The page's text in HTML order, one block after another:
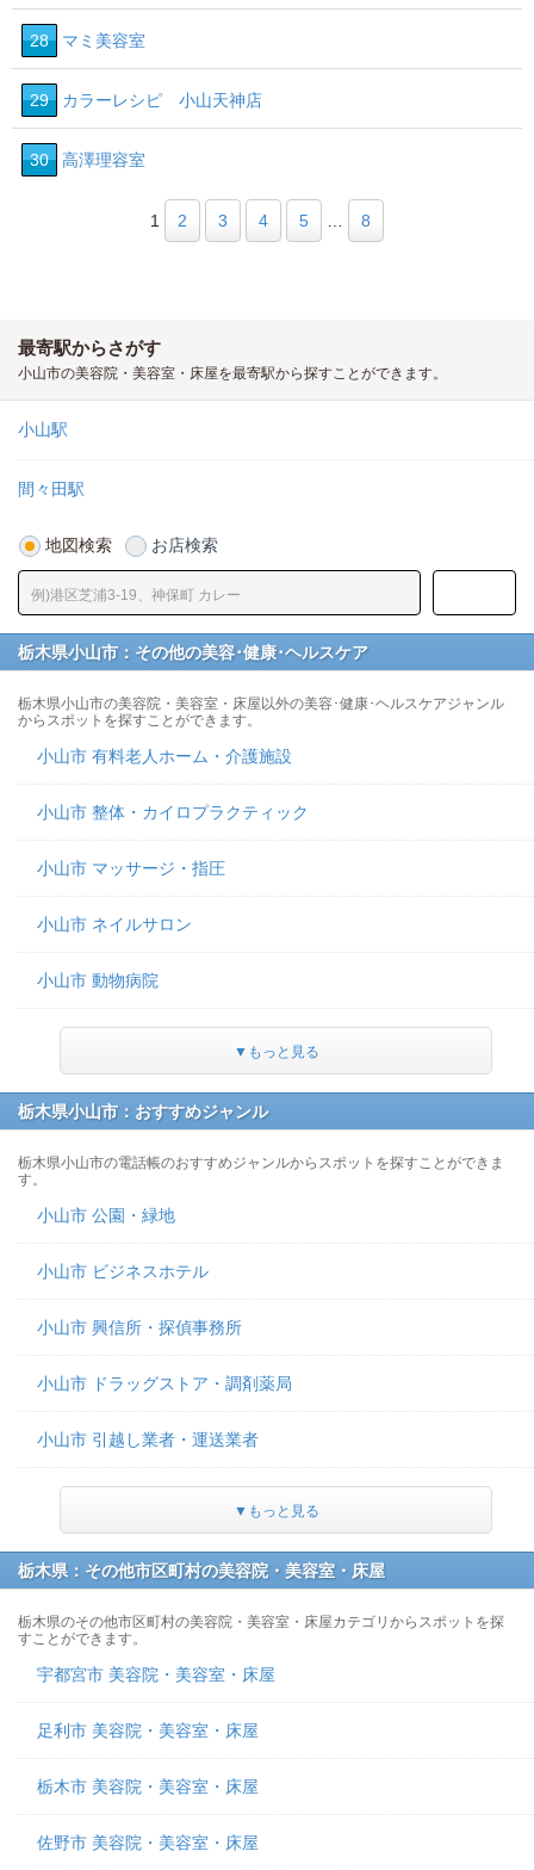
28 マミ美容室
29 カラーレシピ 小山天神店
30 高澤理容室
1 2 3 4 5 8
最寄駅からさがす
小山市の美容院・美容室・床屋を最寄駅から探すことができます。
小山駅
間々田駅
地図検索 お店検索
栃木県小山市：その他の美容･健康･ヘルスケア
栃木県小山市の美容院・美容室・床屋以外の美容･健康･ヘルスケアジャンル
からスポットを探すことができます。
小山市 有料老人ホーム・介護施設
小山市 整体・カイロプラクティック
小山市 マッサージ・指圧
小山市 ネイルサロン
小山市 動物病院
▼もっと見る
栃木県小山市：おすすめジャンル
栃木県小山市の電話帳のおすすめジャンルからスポットを探すことができま
す。
小山市 公園・緑地
小山市 ビジネスホテル
小山市 興信所・探偵事務所
小山市 ドラッグストア・調剤薬局
小山市 引越し業者・運送業者
▼もっと見る
栃木県：その他市区町村の美容院・美容室・床屋
栃木県のその他市区町村の美容院・美容室・床屋カテゴリからスポットを探
すことができます。
宇都宮市 美容院・美容室・床屋
足利市 美容院・美容室・床屋
栃木市 美容院・美容室・床屋
佐野市 美容院・美容室・床屋